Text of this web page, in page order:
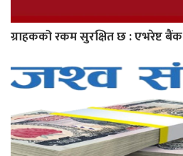
ग्राहकको रकम सुरक्षित छ : एभरेष्ट बैंक